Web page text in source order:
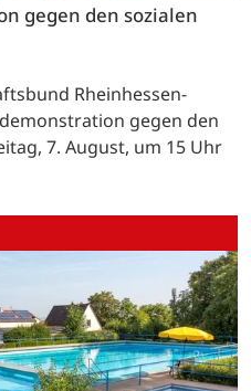
gegen den sozialen
Rheinhessen-
gegen den
7. August, um 15 Uhr